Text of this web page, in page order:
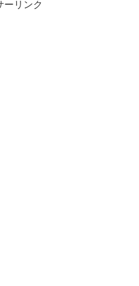
ーリンク